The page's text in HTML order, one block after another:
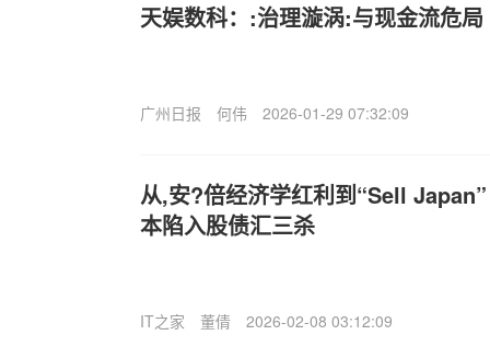
天娱数科：:治理漩涡:与现金流危局
广州日报 何伟 2026-01-29 07:32:09
从,安?倍经济学红利到“Sell
本陷入股债汇三杀
IT之家 董倩 2026-02-08 03:12:09